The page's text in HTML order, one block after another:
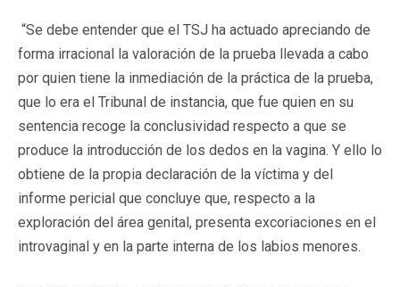
“Se debe entender que el TSJ ha actuado apreciando de
forma irracional la valoración de la prueba llevada a cabo
por quien tiene la inmediación de la práctica de la prueba,
que lo era el Tribunal de instancia, que fue quien en su
sentencia recoge la conclusividad respecto a que se
produce la introducción de los dedos en la vagina. Y ello lo
obtiene de la propia declaración de la víctima y del
informe pericial que concluye que, respecto a la
exploración del área genital, presenta excoriaciones en el
introvaginal y en la parte interna de los labios menores.